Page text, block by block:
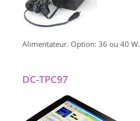
Alimentateur. Option: 36 ou 40 W.
DC-TPC97